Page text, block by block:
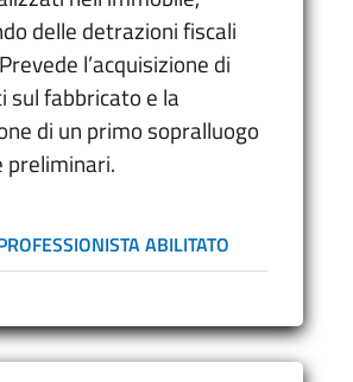
delle detrazioni fiscali
l’acquisizione di
sul fabbricato e la
di un primo sopralluogo
preliminari.
ABILITATO